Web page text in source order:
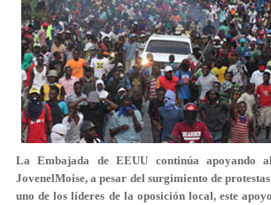
La Embajada de EEUU continúa apoyando
JovenelMoise, a pesar del surgimiento de
uno de los líderes de la oposición local, este